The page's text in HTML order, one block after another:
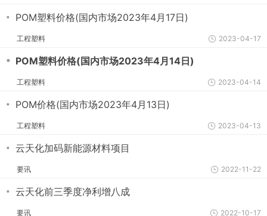
・ POM塑料价格(国内市场2023年4月17日)
工程塑料 2023-04-17
・ POM塑料价格(国内市场2023年4月14日)
工程塑料 2023-04-14
・ POM价格(国内市场2023年4月13日)
工程塑料 2023-04-13
・ 云天化加码新能源材料项目
要讯 2022-11-22
・ 云天化前三季度净利增八成
要讯 2022-10-17